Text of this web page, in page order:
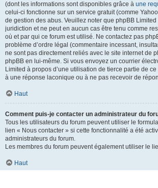
(dont les informations sont disponibles grâce à une
celui-ci fonctionne sur un service gratuit (comme
de gestion des abus. Veuillez noter que phpBB Limited
juridiction et ne peut en aucun cas être tenu comme
où et par qui ce forum est utilisé. Ne contactez pas
problème d’ordre légal (commentaire incessant,
ne sont pas directement reliés avec le site internet de
phpBB en lui-même. Si vous envoyez un courrier
Limited à propos d’une utilisation de tierce partie de
à une réponse laconique ou à ne pas recevoir de
Haut
Comment puis-je contacter un administrateur du
Tous les utilisateurs du forum peuvent utiliser le
lien « Nous contacter » si cette fonctionnalité a été
administrateurs du forum.
Les membres du forum peuvent également utiliser le
Haut